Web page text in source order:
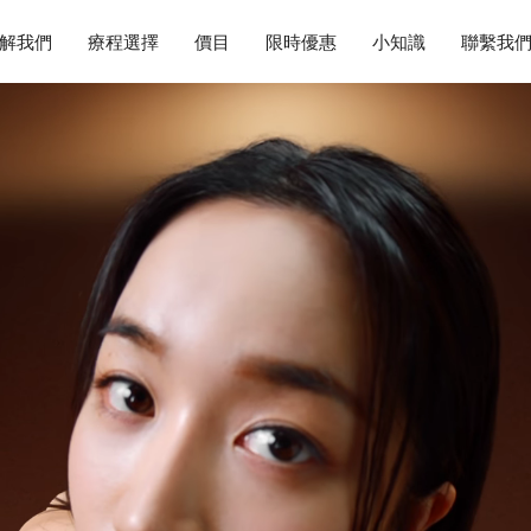
我們 療程選擇 價目 限時優惠 小知識 聯繫我們